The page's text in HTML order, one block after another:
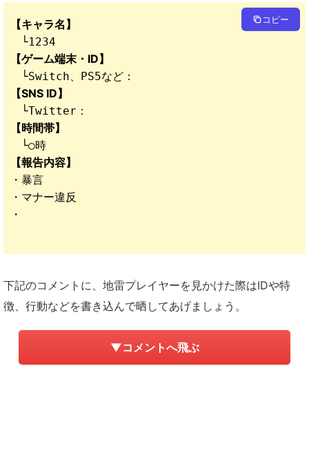
└1234
【ゲーム端末・ID】
【SNS ID】
【時間帯】
【報告内容】
・暴言
・マナー違反
・
コピー
下記のコメントに、地雷プレイヤーを見かけた際はIDや特
徴、行動などを書き込んで晒してあげましょう。
▼コメントへ飛ぶ